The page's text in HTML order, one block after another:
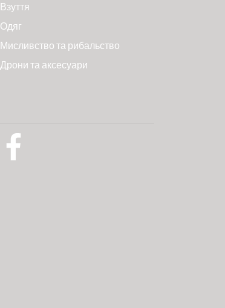
Взуття
Одяг
Мисливство та рибальство
Дрони та аксесуари